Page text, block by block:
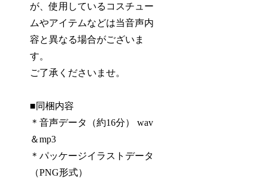
が、使用しているコスチュー
ムやアイテムなどは当音声内
容と異なる場合がございま
す。
ご了承くださいませ。
■同梱内容
＊音声データ（約16分） wav
＆mp3
＊パッケージイラストデータ
（PNG形式）